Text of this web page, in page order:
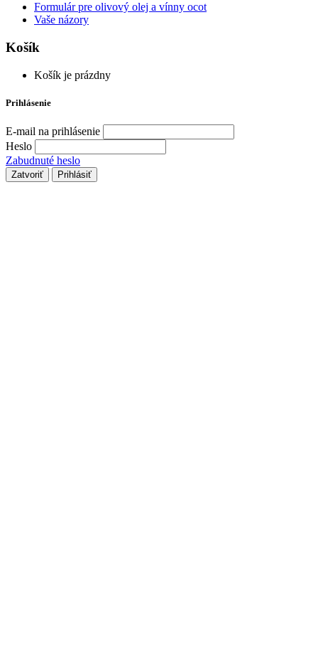
Formulár pre olivový olej a vínny ocot
Vaše názory
Košík
Košík je prázdny
Prihlásenie
E-mail na prihlásenie
Heslo
Zabudnuté heslo
Zatvoriť